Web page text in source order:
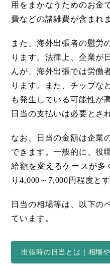
用をまかなうためのお金
費などの諸雑費が含まれ
また、海外出張者の慰労
ります。法律上、企業が
んが、海外出張では労働
ります。また、チップな
も発生している可能性が
日当の支払いは必要とさ
なお、日当の金額は企業
できます。一般的に、役
給額を変えるケースが多
り4,000～7,000円程度と
日当の相場等は、以下の
ています。
出張時の日当とは｜相場